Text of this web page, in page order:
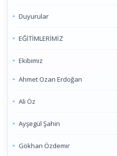
Duyurular
EĞİTİMLERİMİZ
Ekibimiz
Ahmet Ozan Erdoğan
Ali Öz
Ayşegül Şahin
Gökhan Özdemir